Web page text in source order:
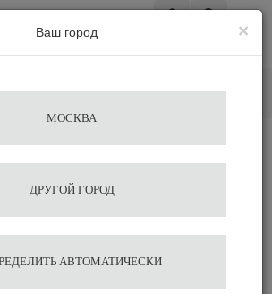
×
Ваш город
МОСКВА
ДРУГОЙ ГОРОД
АВТОМАТИЧЕСКИ